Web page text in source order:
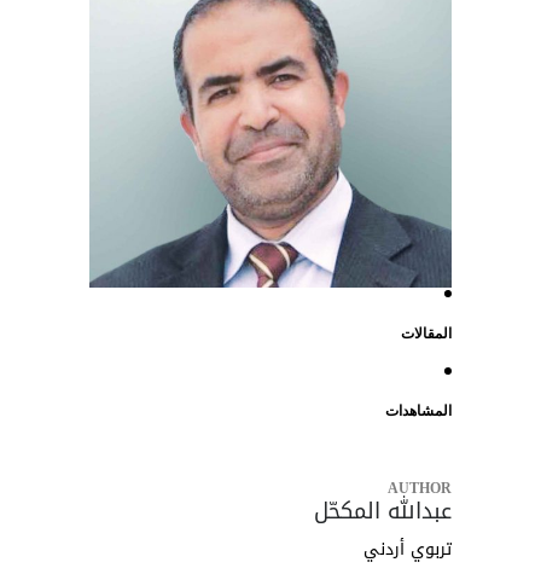
المقالات
المشاهدات
AUTHOR
عبدالله المكحّل
تربوي أردني